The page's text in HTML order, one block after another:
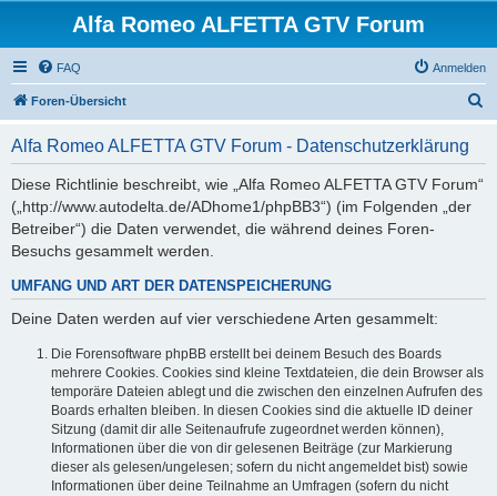
Alfa Romeo ALFETTA GTV Forum
FAQ Anmelden
Foren-Übersicht
Alfa Romeo ALFETTA GTV Forum - Datenschutzerklärung
Diese Richtlinie beschreibt, wie „Alfa Romeo ALFETTA GTV Forum“
(„http://www.autodelta.de/ADhome1/phpBB3“) (im Folgenden „der
Betreiber“) die Daten verwendet, die während deines Foren-
Besuchs gesammelt werden.
UMFANG UND ART DER DATENSPEICHERUNG
Deine Daten werden auf vier verschiedene Arten gesammelt:
Die Forensoftware phpBB erstellt bei deinem Besuch des Boards
mehrere Cookies. Cookies sind kleine Textdateien, die dein Browser als
temporäre Dateien ablegt und die zwischen den einzelnen Aufrufen des
Boards erhalten bleiben. In diesen Cookies sind die aktuelle ID deiner
Sitzung (damit dir alle Seitenaufrufe zugeordnet werden können),
Informationen über die von dir gelesenen Beiträge (zur Markierung
dieser als gelesen/ungelesen; sofern du nicht angemeldet bist) sowie
Informationen über deine Teilnahme an Umfragen (sofern du nicht